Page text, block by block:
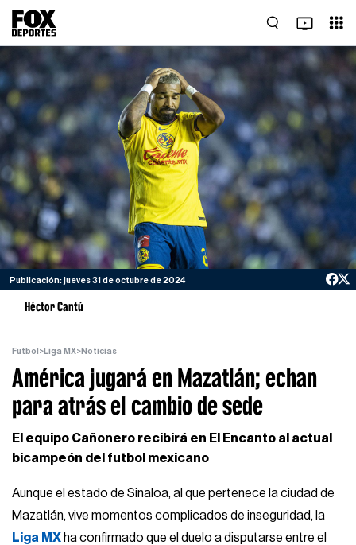
Publicación: jueves 31 de octubre de 2024
Héctor Cantú
Futbol >Liga MX>Noticias
América jugará en Mazatlán; echan
para atrás el cambio de sede
El equipo Cañonero recibirá en El Encanto al actual
bicampeón del futbol mexicano
Aunque el estado de Sinaloa, al que pertenece la ciudad de
Mazatlán, vive momentos complicados de inseguridad, la
Liga MX ha confirmado que el duelo a disputarse entre el